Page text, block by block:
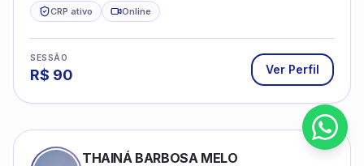
CRP ativo Online
SESSÃO
R$ 90 Ver Perfil
THAINÁ BARBOSA MELO